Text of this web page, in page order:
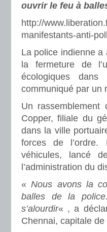
ouvrir le feu à
http://
manifestants-anti-
La police indienne a
la fermeture de
écologiques
communiqué par un
Un
Copper, filiale du
dans la ville
forces de l’ordre.
véhicules, lancé
l’administration du
«Nous avons la
balles de la
s’alourdir« , a
Chennai, capitale de